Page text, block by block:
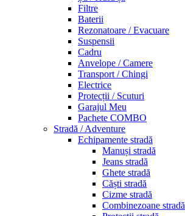
Filtre
Baterii
Rezonatoare / Evacuare
Suspensii
Cadru
Anvelope / Camere
Transport / Chingi
Electrice
Protecții / Scuturi
Garajul Meu
Pachete COMBO
Stradă / Adventure
Echipamente stradă
Manuși stradă
Jeans stradă
Ghete stradă
Căști stradă
Cizme stradă
Combinezoane stradă